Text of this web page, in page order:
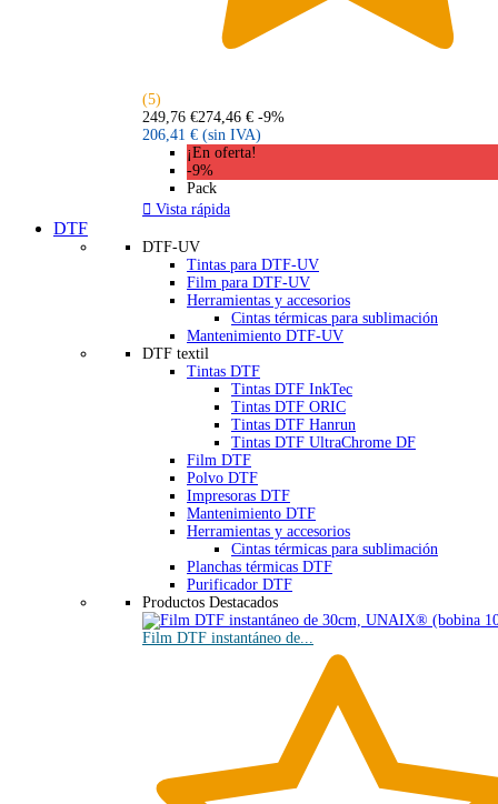
(5)
249,76 €274,46 € -9%
206,41 € (sin IVA)
¡En oferta!
-9%
Pack
 Vista rápida
DTF
DTF-UV
Tintas para DTF-UV
Film para DTF-UV
Herramientas y accesorios
Cintas térmicas para sublimación
Mantenimiento DTF-UV
DTF textil
Tintas DTF
Tintas DTF InkTec
Tintas DTF ORIC
Tintas DTF Hanrun
Tintas DTF UltraChrome DF
Film DTF
Polvo DTF
Impresoras DTF
Mantenimiento DTF
Herramientas y accesorios
Cintas térmicas para sublimación
Planchas térmicas DTF
Purificador DTF
Productos Destacados
Film DTF instantáneo de...